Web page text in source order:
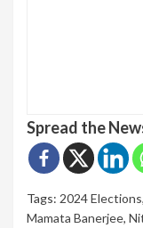
Spread the
Tags: 2024 Elections,
Mamata Banerjee,